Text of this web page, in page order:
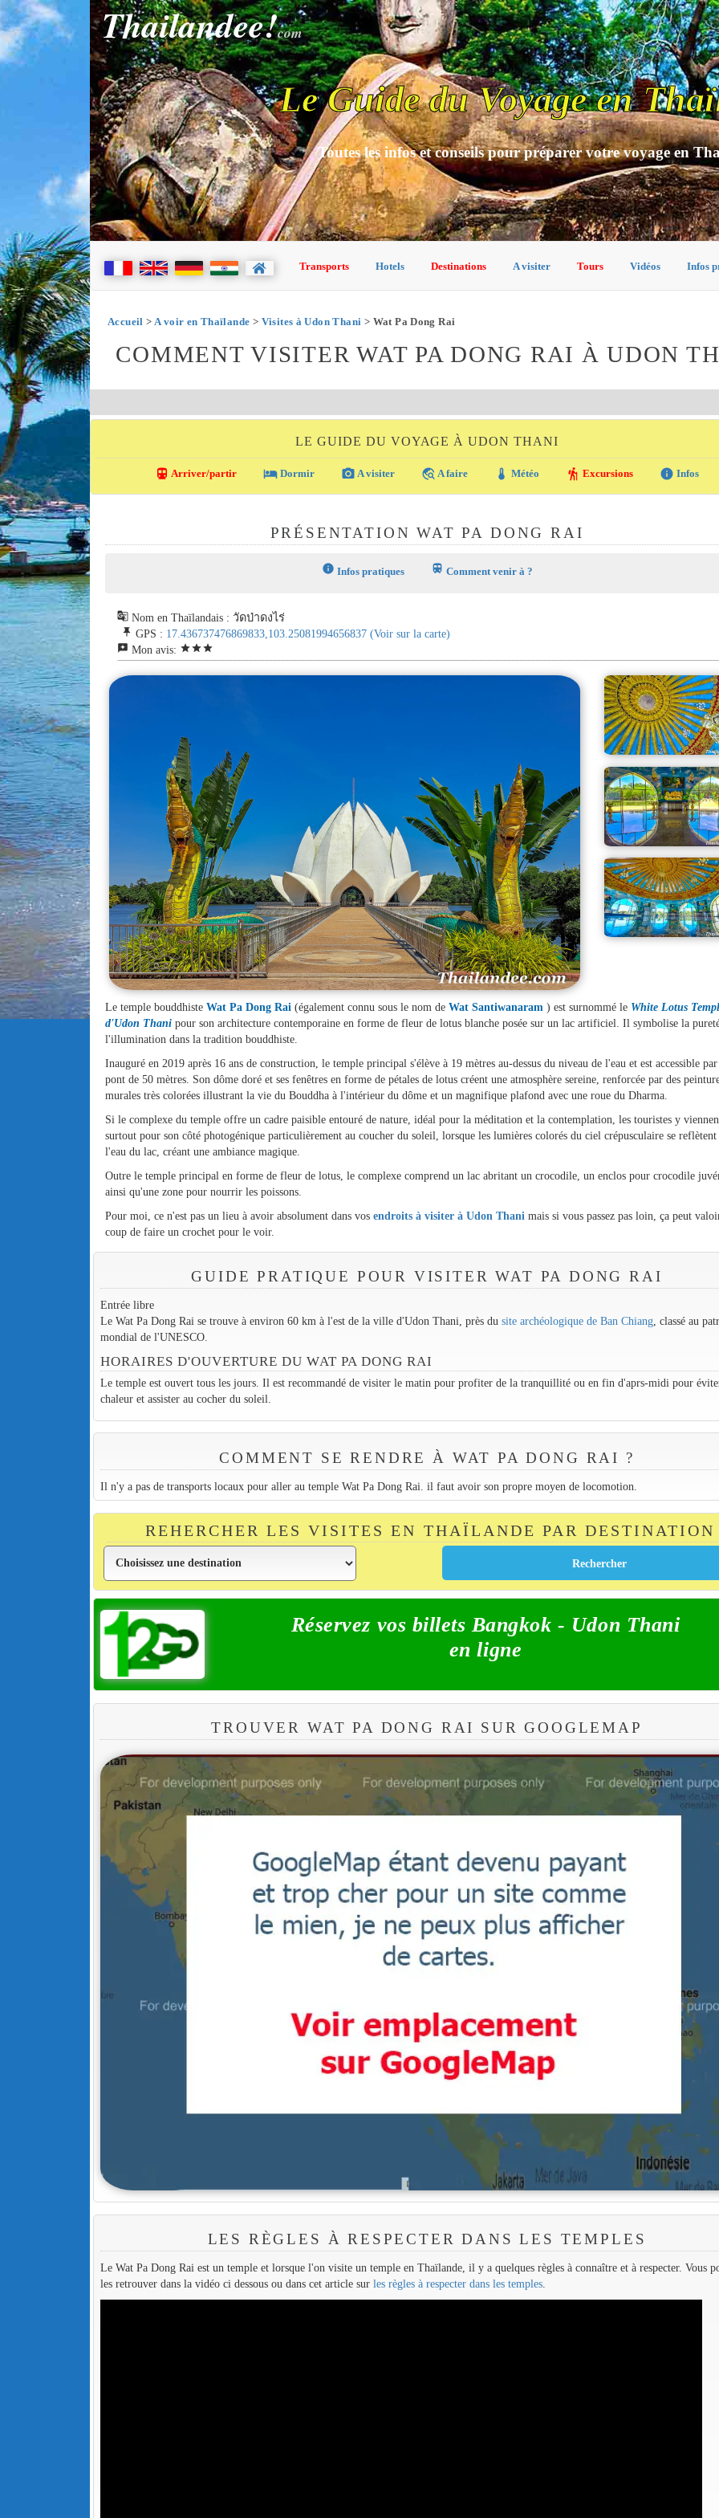
Thailandee!com
Le Guide du Voyage en
Toutes les infos et conseils pour préparer votre voyage en
Transports Hotels Destinations A visiter Tours Vidéos Infos
Accueil > A voir en Thaïlande > Visites à Udon Thani > Wat Pa Dong Rai
COMMENT VISITER WAT PA DONG RAI À UDON
LE GUIDE DU VOYAGE À UDON THANI
directions_transit Arriver/partir local_hotel Dormir photo_camera A visiter travel_explore A faire thermostat Météo hiking Excursions info Infos
PRÉSENTATION WAT PA DONG RAI
info Infos pratiques train Comment venir à ?
g_translate Nom en Thaïlandais : วัดป่าดงไร่
push_pin GPS : 17.436737476869833,103.25081994656837 (Voir sur la carte)
reviews Mon avis: starstarstar
Le temple bouddhisteWat Pa Dong Rai(également connu sous le nom deWat Santiwanaram) est surnommé le White Lotus
d'Udon Thani pour son architecture contemporaine en forme de fleur de lotus blanche posée sur un lac artificiel. Il symbolise la
l'illumination dans la tradition bouddhiste.
Inauguré en 2019 après 16 ans de construction, le temple principal s'élève à 19 mètres au-dessus du niveau de l'eau et est accessible
pont de 50 mètres. Son dôme doré et ses fenêtres en forme de pétales de lotus créent une atmosphère sereine, renforcée par des
murales très colorées illustrant la vie du Bouddha à l'intérieur du dôme et un magnifique plafond avec une roue du Dharma.
Si le complexe du temple offre un cadre paisible entouré de nature, idéal pour la méditation et la contemplation, les touristes y
surtout pour son côté photogénique particulièrement au coucher du soleil, lorsque les lumières colorés du ciel crépusculaire se reflètent
l'eau du lac, créant une ambiance magique.
Outre le temple principal en forme de fleur de lotus, le complexe comprend un lac abritant un crocodile, un enclos pour crocodile
ainsi qu'une zone pour nourrir les poissons.
Pour moi, ce n'est pas un lieu à avoir absolument dans vosendroits à visiter à Udon Thani mais si vous passez pas loin, ça peut
coup de faire un crochet pour le voir.
GUIDE PRATIQUE POUR VISITER WAT PA DONG RAI
Entrée libre
Le Wat Pa Dong Rai se trouve à environ 60 km à l'est de la ville d'Udon Thani, près du site archéologique de Ban Chiang, classé au
mondial de l'UNESCO.
HORAIRES D'OUVERTURE DU WAT PA DONG RAI
Le temple est ouvert tous les jours. Il est recommandé de visiter le matin pour profiter de la tranquillité ou en fin d'aprs-midi pour
chaleur et assister au cocher du soleil.
COMMENT SE RENDRE À WAT PA DONG RAI ?
Il n'y a pas de transports locaux pour aller au temple Wat Pa Dong Rai. il faut avoir son propre moyen de locomotion.
REHERCHER LES VISITES EN THAÏLANDE PAR DESTINATION
Réservez vos billets Bangkok - Udon Thani
en ligne
TROUVER WAT PA DONG RAI SUR GOOGLEMAP
LES RÈGLES À RESPECTER DANS LES TEMPLES
Le Wat Pa Dong Rai est un temple et lorsque l'on visite un temple en Thaïlande, il y a quelques règles à connaître et à respecter. Vous
les retrouver dans la vidéo ci dessous ou dans cet article sur les règles à respecter dans les temples.